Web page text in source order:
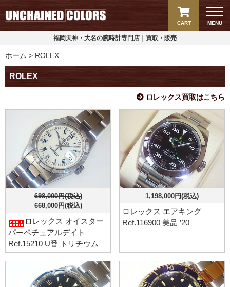
MENU
CART
福岡天神・大名の腕時計専門店｜買取・販売
ホーム ROLEX
ROLEX
ロレックス買取はこちら
698,000円(税込)
668,000円(税込)
ロレックス オイスター
パーペチュアルデイト
Ref.15210 U番 トリチウム
1,198,000円(税込)
ロレックス エアキング
Ref.116900 美品 ’20